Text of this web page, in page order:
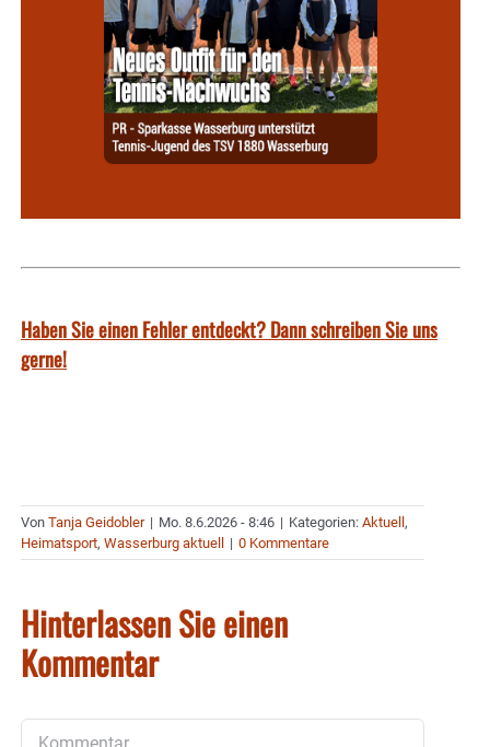
Haben Sie einen Fehler entdeckt? Dann schreiben Sie uns
gerne!
Von Tanja Geidobler | Mo. 8.6.2026 - 8:46 | Kategorien: Aktuell ,
Heimatsport, Wasserburg aktuell | 0 Kommentare
Hinterlassen Sie einen
Kommentar